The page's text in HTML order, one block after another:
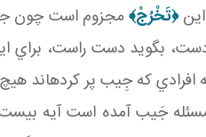
﴿تَخْرُجْ﴾ مجزوم است چون
بگويد دست راست، براي
که جِيب پر کرده اند
جَيب آمده است آيه